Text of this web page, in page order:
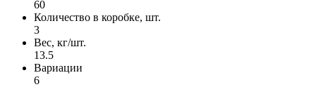
60
Количество в коробке, шт.
3
Вес, кг/шт.
13.5
Вариации
6